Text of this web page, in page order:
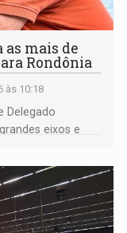
as mais de
Rondônia
às 10:18
Delegado
eixos e